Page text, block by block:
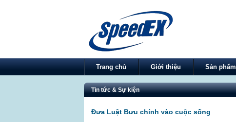
Trang chủ Giới thiệu Sản phẩm
Tin tức & Sự kiện
Đưa Luật Bưu chính vào cuộc sống